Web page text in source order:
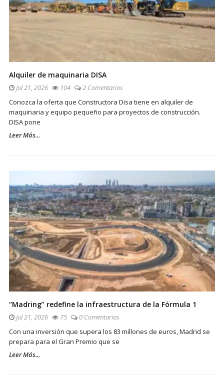
Alquiler de maquinaria DISA
Jul 21, 2026 104
2 Comentarios
Conozca la oferta que Constructora Disa tiene en alquiler de
maquinaria y equipo pequeño para proyectos de construcción.
DISA pone
Leer Más...
“Madring” redefine la infraestructura de la Fórmula 1
Jul 21, 2026 75
0 Comentarios
Con una inversión que supera los 83 millones de euros, Madrid se
prepara para el Gran Premio que se
Leer Más...